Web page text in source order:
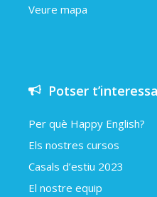
Veure mapa
Potser t’interessa
Per què Happy English?
Els nostres cursos
Casals d’estiu 2023
El nostre equip